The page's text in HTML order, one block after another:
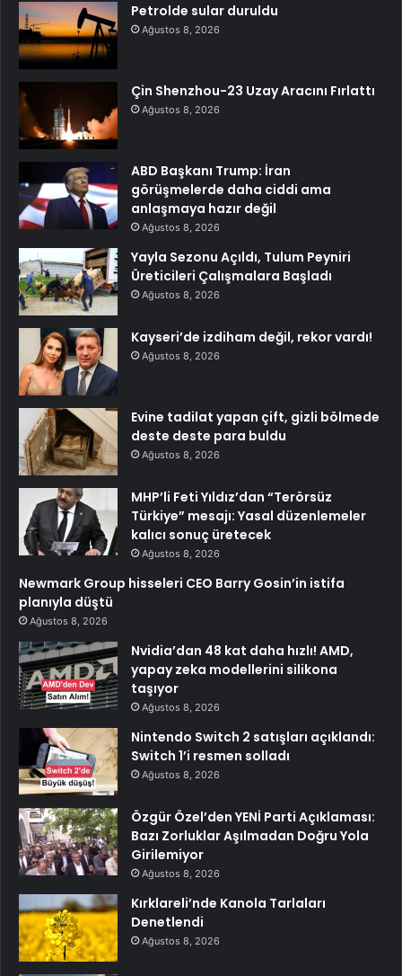
Petrolde sular duruldu
Ağustos 8, 2026
Çin Shenzhou-23 Uzay Aracını Fırlattı
Ağustos 8, 2026
ABD Başkanı Trump: İran
görüşmelerde daha ciddi ama
anlaşmaya hazır değil
Ağustos 8, 2026
Yayla Sezonu Açıldı, Tulum Peyniri
Üreticileri Çalışmalara Başladı
Ağustos 8, 2026
Kayseri’de izdiham değil, rekor vardı!
Ağustos 8, 2026
Evine tadilat yapan çift, gizli bölmede
deste deste para buldu
Ağustos 8, 2026
MHP’li Feti Yıldız’dan “Terörsüz
Türkiye” mesajı: Yasal düzenlemeler
kalıcı sonuç üretecek
Ağustos 8, 2026
Newmark Group hisseleri CEO Barry Gosin’in istifa
planıyla düştü
Ağustos 8, 2026
Nvidia’dan 48 kat daha hızlı! AMD,
yapay zeka modellerini silikona
taşıyor
Ağustos 8, 2026
Nintendo Switch 2 satışları açıklandı:
Switch 1’i resmen solladı
Ağustos 8, 2026
Özgür Özel’den YENİ Parti Açıklaması:
Bazı Zorluklar Aşılmadan Doğru Yola
Girilemiyor
Ağustos 8, 2026
Kırklareli’nde Kanola Tarlaları
Denetlendi
Ağustos 8, 2026